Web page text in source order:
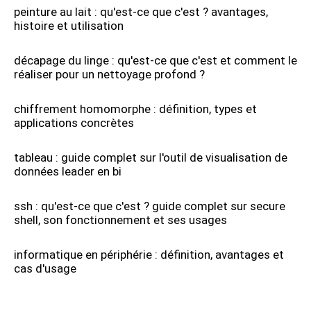
peinture au lait : qu'est-ce que c'est ? avantages,
histoire et utilisation
décapage du linge : qu'est-ce que c'est et comment le
réaliser pour un nettoyage profond ?
chiffrement homomorphe : définition, types et
applications concrètes
tableau : guide complet sur l'outil de visualisation de
données leader en bi
ssh : qu'est-ce que c'est ? guide complet sur secure
shell, son fonctionnement et ses usages
informatique en périphérie : définition, avantages et
cas d'usage